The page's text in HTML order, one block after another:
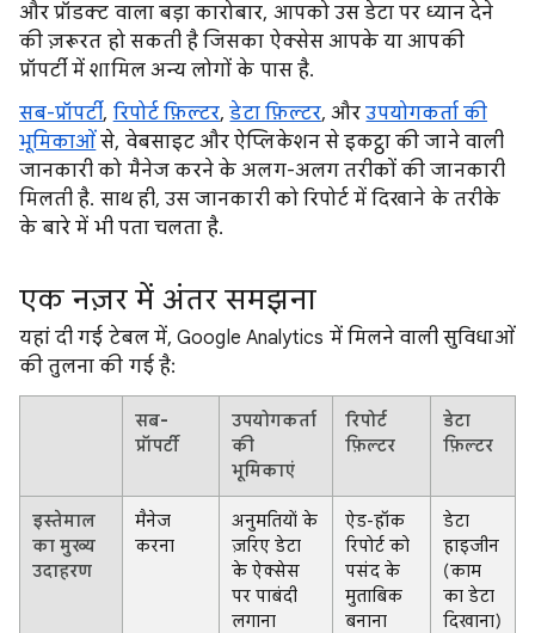
और प्रॉडक्ट वाला बड़ा कारोबार, आपको उस डेटा पर ध्यान देने
की ज़रूरत हो सकती है जिसका ऐक्सेस आपके या आपकी
प्रॉपर्टी में शामिल अन्य लोगों के पास है.
सब-प्रॉपर्टी, रिपोर्ट फ़िल्टर,डेटा फ़िल्टर, औरउपयोगकर्ता की
भूमिकाओं से, वेबसाइट और ऐप्लिकेशन से इकट्ठा की जाने वाली
जानकारी को मैनेज करने के अलग-अलग तरीकों की जानकारी
मिलती है. साथ ही, उस जानकारी को रिपोर्ट में दिखाने के तरीके
के बारे में भी पता चलता है.
एक नज़र में अंतर समझना
यहां दी गई टेबल में, Google Analytics में मिलने वाली सुविधाओं
की तुलना की गई है:
सब-
प्रॉपर्टी
उपयोगकर्ता
की
भूमिकाएं
रिपोर्ट
फ़िल्टर
डेटा
फ़िल्टर
इस्तेमाल
का मुख्य
उदाहरण
मैनेज
करना
अनुमतियों के
ज़रिए डेटा
के ऐक्सेस
पर पाबंदी
लगाना
ऐड-हॉक
रिपोर्ट को
पसंद के
मुताबिक
बनाना
डेटा
हाइजीन
(काम
का डेटा
दिखाना)